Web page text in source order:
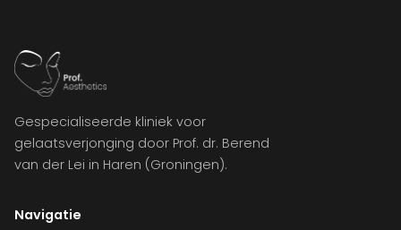
Gespecialiseerde kliniek voor
gelaatsverjonging door Prof. dr. Berend
van der Lei in Haren (Groningen).
Navigatie